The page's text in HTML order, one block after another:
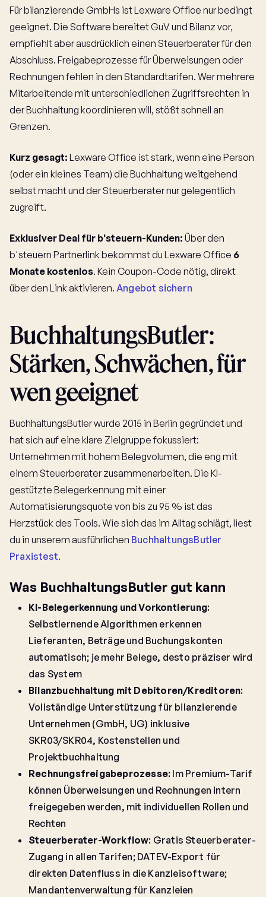
Für bilanzierende GmbHs ist Lexware Office nur bedingt
geeignet. Die Software bereitet GuV und Bilanz vor,
empfiehlt aber ausdrücklich einen Steuerberater für den
Abschluss. Freigabeprozesse für Überweisungen oder
Rechnungen fehlen in den Standardtarifen. Wer mehrere
Mitarbeitende mit unterschiedlichen Zugriffsrechten in
der Buchhaltung koordinieren will, stößt schnell an
Grenzen.
Kurz gesagt: Lexware Office ist stark, wenn eine Person
(oder ein kleines Team) die Buchhaltung weitgehend
selbst macht und der Steuerberater nur gelegentlich
zugreift.
Exklusiver Deal für b'steuern-Kunden: Über den
b'steuern Partnerlink bekommst du Lexware Office 6
Monate kostenlos. Kein Coupon-Code nötig, direkt
über den Link aktivieren. Angebot sichern
BuchhaltungsButler:
Stärken, Schwächen, für
wen geeignet
BuchhaltungsButler wurde 2015 in Berlin gegründet und
hat sich auf eine klare Zielgruppe fokussiert:
Unternehmen mit hohem Belegvolumen, die eng mit
einem Steuerberater zusammenarbeiten. Die KI-
gestützte Belegerkennung mit einer
Automatisierungsquote von bis zu 95 % ist das
Herzstück des Tools. Wie sich das im Alltag schlägt, liest
du in unserem ausführlichen BuchhaltungsButler
Praxistest.
Was BuchhaltungsButler gut kann
KI-Belegerkennung und Vorkontierung:
Selbstlernende Algorithmen erkennen
Lieferanten, Beträge und Buchungskonten
automatisch; je mehr Belege, desto präziser wird
das System
Bilanzbuchhaltung mit Debitoren/Kreditoren:
Vollständige Unterstützung für bilanzierende
Unternehmen (GmbH, UG) inklusive
SKR03/SKR04, Kostenstellen und
Projektbuchhaltung
Rechnungsfreigabeprozesse: Im Premium-Tarif
können Überweisungen und Rechnungen intern
freigegeben werden, mit individuellen Rollen und
Rechten
Steuerberater-Workflow: Gratis Steuerberater-
Zugang in allen Tarifen; DATEV-Export für
direkten Datenfluss in die Kanzleisoftware;
Mandantenverwaltung für Kanzleien